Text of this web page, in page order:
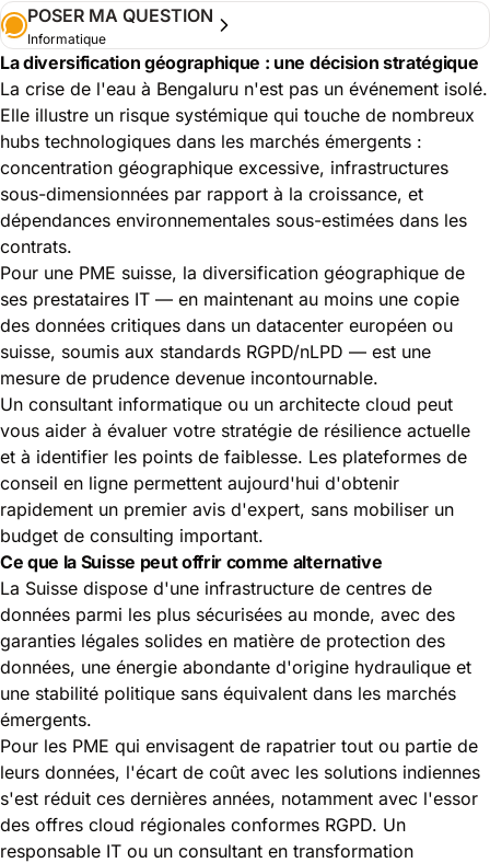
POSER MA QUESTION
Informatique
La diversification géographique : une décision stratégique
La crise de l'eau à Bengaluru n'est pas un événement isolé.
Elle illustre un risque systémique qui touche de nombreux
hubs technologiques dans les marchés émergents :
concentration géographique excessive, infrastructures
sous-dimensionnées par rapport à la croissance, et
dépendances environnementales sous-estimées dans les
contrats.
Pour une PME suisse, la diversification géographique de
ses prestataires IT — en maintenant au moins une copie
des données critiques dans un datacenter européen ou
suisse, soumis aux standards RGPD/nLPD — est une
mesure de prudence devenue incontournable.
Un consultant informatique ou un architecte cloud peut
vous aider à évaluer votre stratégie de résilience actuelle
et à identifier les points de faiblesse. Les plateformes de
conseil en ligne permettent aujourd'hui d'obtenir
rapidement un premier avis d'expert, sans mobiliser un
budget de consulting important.
Ce que la Suisse peut offrir comme alternative
La Suisse dispose d'une infrastructure de centres de
données parmi les plus sécurisées au monde, avec des
garanties légales solides en matière de protection des
données, une énergie abondante d'origine hydraulique et
une stabilité politique sans équivalent dans les marchés
émergents.
Pour les PME qui envisagent de rapatrier tout ou partie de
leurs données, l'écart de coût avec les solutions indiennes
s'est réduit ces dernières années, notamment avec l'essor
des offres cloud régionales conformes RGPD. Un
responsable IT ou un consultant en transformation